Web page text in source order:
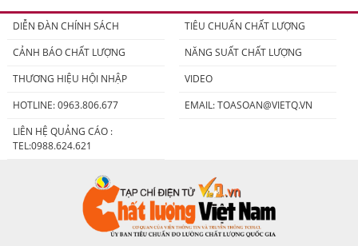
DIỄN ĐÀN CHÍNH SÁCH
TIÊU CHUẨN CHẤT LƯỢNG
CẢNH BÁO CHẤT LƯỢNG
NĂNG SUẤT CHẤT LƯỢNG
THƯƠNG HIỆU HỘI NHẬP
VIDEO
HOTLINE: 0963.806.677
EMAIL:TOASOAN@VIETQ.VN
LIÊN HỆ QUẢNG CÁO :
TEL:0988.624.621